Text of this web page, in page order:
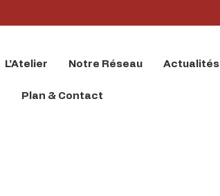
L’Atelier Notre Réseau Actualités
Plan & Contact